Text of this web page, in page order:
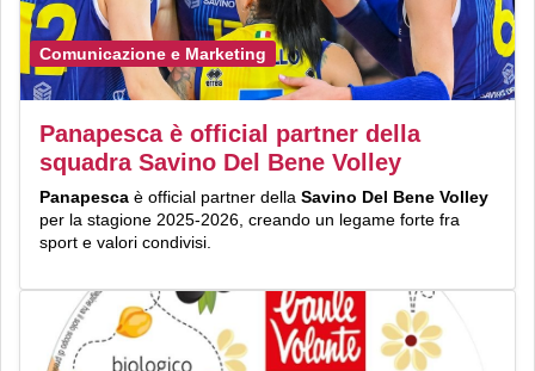
Comunicazione e Marketing
Panapesca è official partner della
squadra Savino Del Bene Volley
Panapesca è official partner della Savino Del Bene Volley
per la stagione 2025-2026, creando un legame forte fra
sport e valori condivisi.